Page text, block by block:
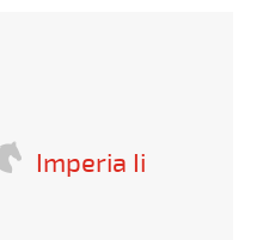
Imperia Ii